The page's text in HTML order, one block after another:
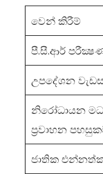
වෙන් කිරීම්
පී.සී.ආර්
උපදේශන
නිරෝධායන
ප්‍රවාහන
ජාතික